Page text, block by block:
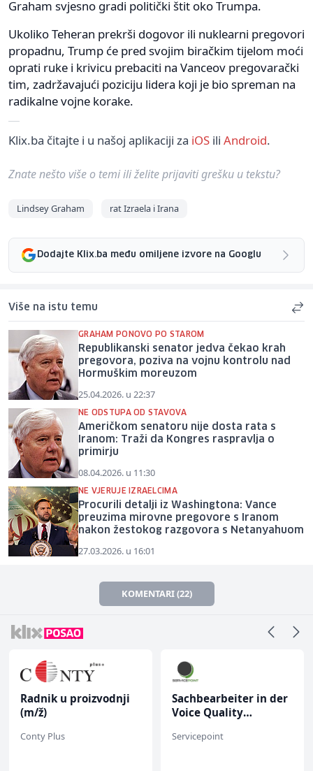
Graham svjesno gradi politički štit oko Trumpa.
Ukoliko Teheran prekrši dogovor ili nuklearni pregovori
propadnu, Trump će pred svojim biračkim tijelom moći
oprati ruke i krivicu prebaciti na Vanceov pregovarački
tim, zadržavajući poziciju lidera koji je bio spreman na
radikalne vojne korake.
Klix.ba čitajte i u našoj aplikaciji za iOS ili Android.
Znate nešto više o temi ili želite prijaviti grešku u tekstu?
Lindsey Graham rat Izraela i Irana
Dodajte Klix.ba među omiljene izvore na Googlu
Više na istu temu
GRAHAM PONOVO PO STAROM
Republikanski senator jedva čekao krah
pregovora, poziva na vojnu kontrolu nad
Hormuškim moreuzom
25.04.2026. u 22:37
NE ODSTUPA OD STAVOVA
Američkom senatoru nije dosta rata s
Iranom: Traži da Kongres raspravlja o
primirju
08.04.2026. u 11:30
NE VJERUJE IZRAELCIMA
Procurili detalji iz Washingtona: Vance
preuzima mirovne pregovore s Iranom
nakon žestokog razgovora s Netanyahuom
27.03.2026. u 16:01
KOMENTARI (22)
Radnik u proizvodnji
(m/ž)
Conty Plus
Sachbearbeiter in der
Voice Quality
Servicepoint